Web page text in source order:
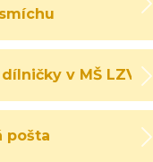
v MŠ LZV
pošta